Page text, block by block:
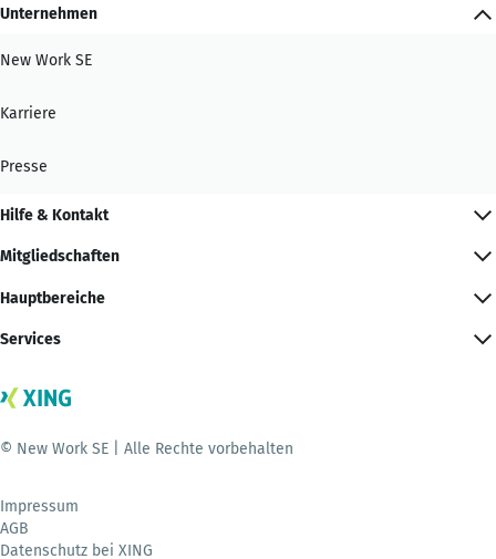
Unternehmen
New Work SE
Karriere
Presse
Hilfe & Kontakt
Mitgliedschaften
Hauptbereiche
Services
© New Work SE | Alle Rechte vorbehalten
Impressum
AGB
Datenschutz bei XING